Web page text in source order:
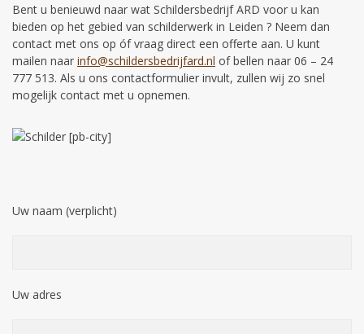
Bent u benieuwd naar wat Schildersbedrijf ARD voor u kan
bieden op het gebied van schilderwerk in Leiden ? Neem dan
contact met ons op óf vraag direct een offerte aan. U kunt
mailen naar info@schildersbedrijfard.nl of bellen naar 06 – 24
777 513. Als u ons contactformulier invult, zullen wij zo snel
mogelijk contact met u opnemen.
Uw naam (verplicht)
Uw adres